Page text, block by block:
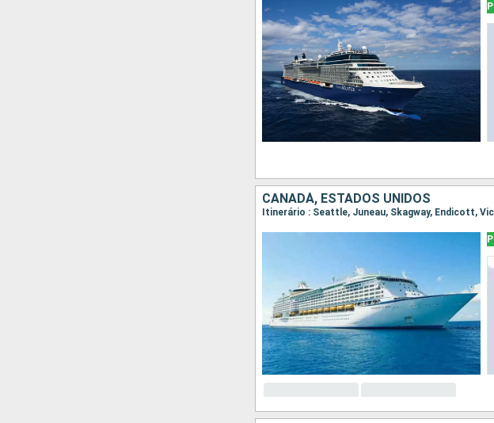
CANADÁ, ESTADOS UNIDOS
Itinerário : Seattle, Juneau, Skagway, Endicott,